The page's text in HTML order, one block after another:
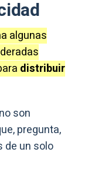
algunas
distribuir
son
pregunta,
de un solo